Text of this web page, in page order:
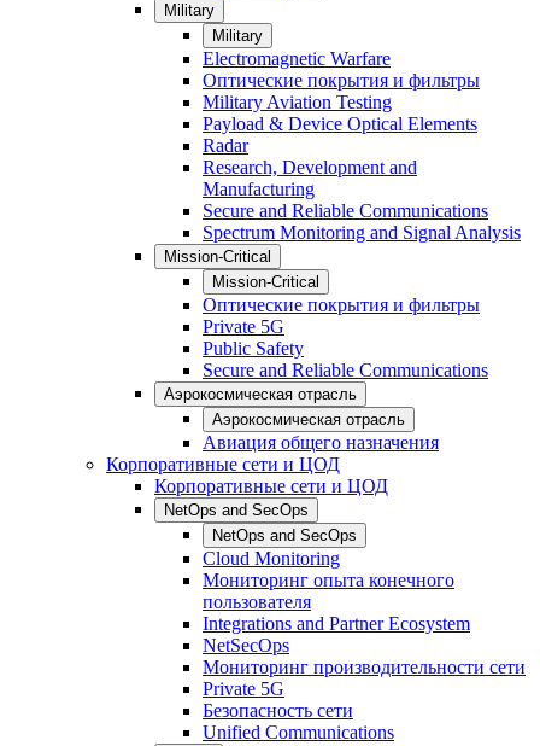
Military
Military
Electromagnetic Warfare
Оптические покрытия и фильтры
Military Aviation Testing
Payload & Device Optical Elements
Radar
Research, Development and
Manufacturing
Secure and Reliable Communications
Spectrum Monitoring and Signal Analysis
Mission-Critical
Mission-Critical
Оптические покрытия и фильтры
Private 5G
Public Safety
Secure and Reliable Communications
Аэрокосмическая отрасль
Аэрокосмическая отрасль
Авиация общего назначения
Корпоративные сети и ЦОД
Корпоративные сети и ЦОД
NetOps and SecOps
NetOps and SecOps
Cloud Monitoring
Мониторинг опыта конечного
пользователя
Integrations and Partner Ecosystem
NetSecOps
Мониторинг производительности сети
Private 5G
Безопасность сети
Unified Communications